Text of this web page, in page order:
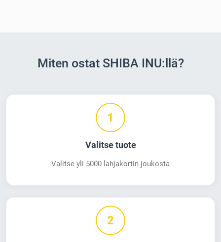
Miten ostat SHIBA INU:llä?
1
Valitse tuote
Valitse yli 5000 lahjakortin joukosta
2